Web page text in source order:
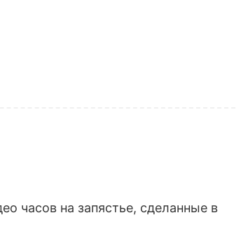
часов на запястье, сделанные в